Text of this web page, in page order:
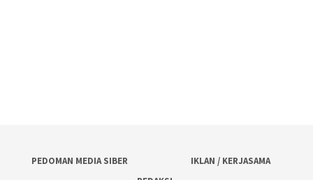
PEDOMAN MEDIA SIBER
IKLAN / KERJASAMA